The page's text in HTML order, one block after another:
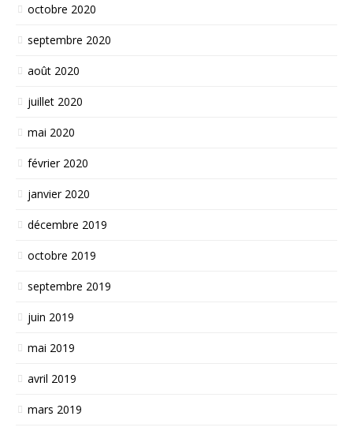
octobre 2020
septembre 2020
août 2020
juillet 2020
mai 2020
février 2020
janvier 2020
décembre 2019
octobre 2019
septembre 2019
juin 2019
mai 2019
avril 2019
mars 2019